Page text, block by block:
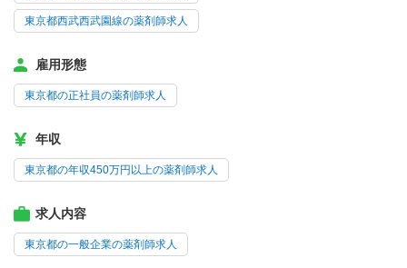
東京都西武西武園線の薬剤師求人
雇用形態
東京都の正社員の薬剤師求人
年収
東京都の年収450万円以上の薬剤師求人
求人内容
東京都の一般企業の薬剤師求人